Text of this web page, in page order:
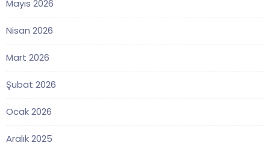
Mayıs 2026
Nisan 2026
Mart 2026
Şubat 2026
Ocak 2026
Aralık 2025